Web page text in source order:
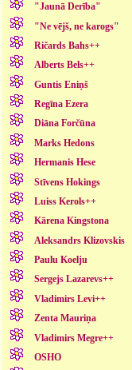
"Jaunā Derība"
"Ne vējš, ne karogs"
Ričards Bahs++
Alberts Bels++
Guntis Eniņš
Regīna Ezera
Diāna Forčūna
Marks Hedons
Hermanis Hese
Stīvens Hokings
Luiss Kerols++
Kārena Kingstona
Aleksandrs Klizovskis
Paulu Koelju
Sergejs Lazarevs++
Vladimirs Levi++
Zenta Mauriņa
Vladimirs Megre++
OSHO